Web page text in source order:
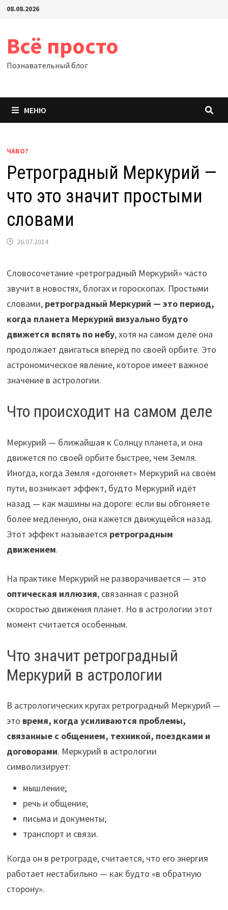
Перейти
08.08.2026
Всё просто
Познавательный блог
МЕНЮ
ЧАВО?
Ретроградный Меркурий —
что это значит простыми
словами
26.07.2014
Словосочетание «ретроградный Меркурий» часто
звучит в новостях, блогах и гороскопах. Простыми
словами, ретроградный Меркурий — это период,
когда планета Меркурий визуально будто
движется вспять по небу, хотя на самом деле она
продолжает двигаться вперёд по своей орбите. Это
астрономическое явление, которое имеет важное
значение в астрологии.
Что происходит на самом деле
Меркурий — ближайшая к Солнцу планета, и она
движется по своей орбите быстрее, чем Земля.
Иногда, когда Земля «догоняет» Меркурий на своём
пути, возникает эффект, будто Меркурий идёт
назад — как машины на дороге: если вы обгоняете
более медленную, она кажется движущейся назад.
Этот эффект называется ретроградным
движением.
На практике Меркурий не разворачивается — это
оптическая иллюзия, связанная с разной
скоростью движения планет. Но в астрологии этот
момент считается особенным.
Что значит ретроградный
Меркурий в астрологии
В астрологических кругах ретроградный Меркурий —
это время, когда усиливаются проблемы,
связанные с общением, техникой, поездками и
договорами. Меркурий в астрологии
символизирует:
мышление;
речь и общение;
письма и документы;
транспорт и связи.
Когда он в ретрограде, считается, что его энергия
работает нестабильно — как будто «в обратную
сторону».